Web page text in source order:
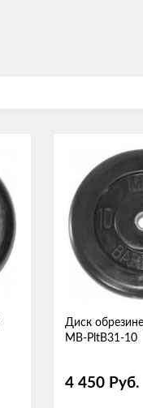
Диск
MB-PltB31-10
4 450 Руб.